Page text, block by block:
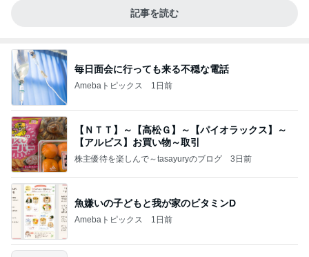
記事を読む
毎日面会に行っても来る不穏な電話
Amebaトピックス 1日前
【ＮＴＴ】～【高松Ｇ】～【パイオラックス】～
【アルビス】お買い物～取引
株主優待を楽しんで～tasayuryのブログ 3日前
魚嫌いの子どもと我が家のビタミンD
Amebaトピックス 1日前